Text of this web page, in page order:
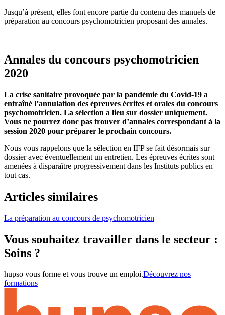
Jusqu’à présent, elles font encore partie du contenu des manuels de
préparation au concours psychomotricien proposant des annales.
Annales du concours psychomotricien
2020
La crise sanitaire provoquée par la pandémie du Covid-19 a
entraîné l’annulation des épreuves écrites et orales du concours
psychomotricien. La sélection a lieu sur dossier uniquement.
Vous ne pourrez donc pas trouver d’annales correspondant à la
session 2020 pour préparer le prochain concours.
Nous vous rappelons que la sélection en IFP se fait désormais sur
dossier avec éventuellement un entretien. Les épreuves écrites sont
amenées à disparaître progressivement dans les Instituts publics en
tout cas.
Articles similaires
La préparation au concours de psychomotricien
Vous souhaitez travailler dans le secteur :
Soins ?
hupso vous forme et vous trouve un emploi.Découvrez nos
formations